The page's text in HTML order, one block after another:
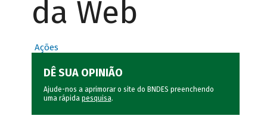
da Web
Ações
DÊ SUA OPINIÃO
Ajude-nos a aprimorar o site do BNDES preenchendo
uma rápida pesquisa.